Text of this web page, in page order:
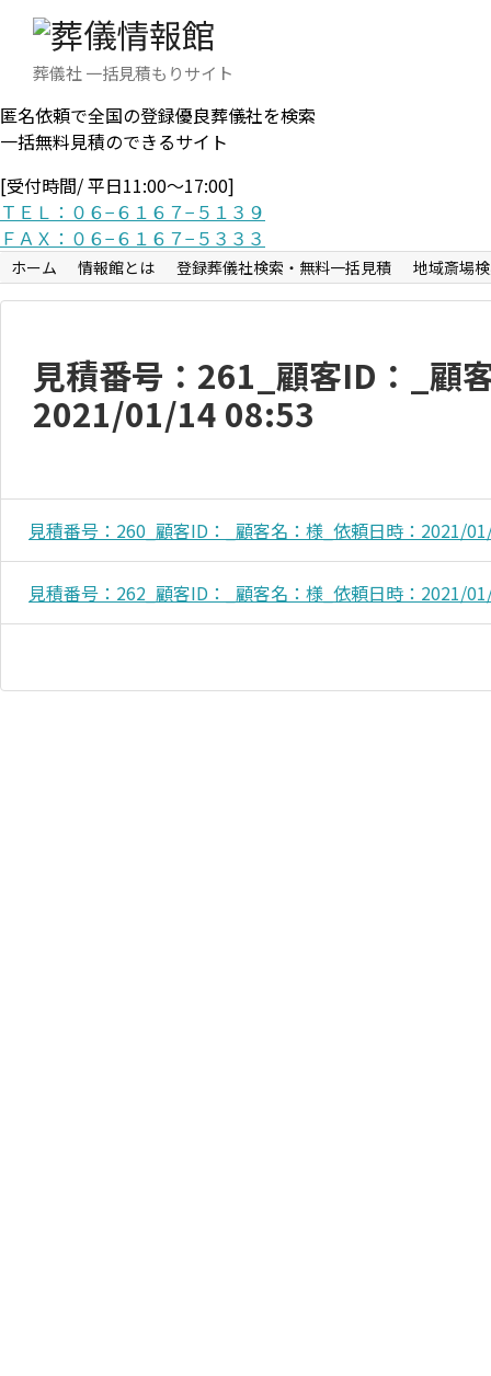
葬儀社 一括見積もりサイト
匿名依頼で全国の登録優良葬儀社を検索
一括無料見積のできるサイト
[受付時間/ 平日11:00〜17:00]
ＴＥＬ：０６−６１６７−５１３９
ＦＡＸ：０６−６１６７−５３３３
ホーム 情報館とは 登録葬儀社検索・無料一括見積 地域斎場
見積番号：261_顧客ID：_顧
2021/01/14 08:53
見積番号：260_顧客ID：_顧客名：様_依頼日時：2021/
見積番号：262_顧客ID：_顧客名：様_依頼日時：2021/